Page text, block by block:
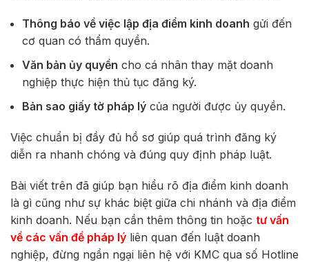
Thông báo về việc lập địa điểm kinh doanh gửi đến
cơ quan có thẩm quyền.
Văn bản ủy quyền cho cá nhân thay mặt doanh
nghiệp thực hiện thủ tục đăng ký.
Bản sao giấy tờ pháp lý của người được ủy quyền.
Việc chuẩn bị đầy đủ hồ sơ giúp quá trình đăng ký
diễn ra nhanh chóng và đúng quy định pháp luật.
Bài viết trên đã giúp bạn hiểu rõ địa điểm kinh doanh
là gì cũng như sự khác biệt giữa chi nhánh và địa điểm
kinh doanh. Nếu bạn cần thêm thông tin hoặc tư vấn
về các vấn đề pháp lý liên quan đến luật doanh
nghiệp, đừng ngần ngại liên hệ với KMC qua số Hotline